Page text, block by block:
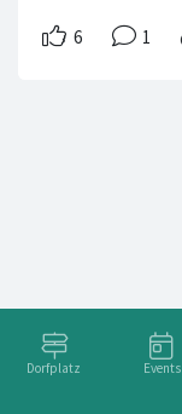
Dorfplatz Events